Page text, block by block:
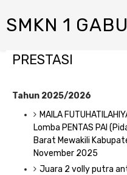
SMKN 1
PRESTASI
Tahun 2025/2026
MAILA
Lomba PENTAS PAI
Barat Mewakili
November 2025
Juara 2 volly putra